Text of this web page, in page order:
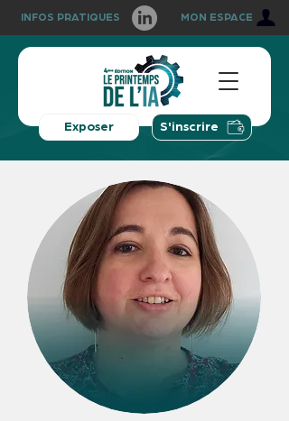
Exposer S'inscrire
MON ESPACE
INFOS PRATIQUES